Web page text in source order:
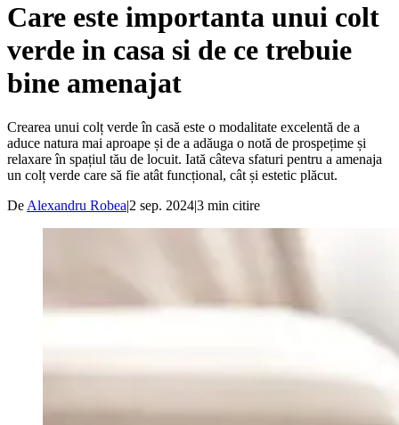
Care este importanta unui colt
verde in casa si de ce trebuie
bine amenajat
Crearea unui colț verde în casă este o modalitate excelentă de a
aduce natura mai aproape și de a adăuga o notă de prospețime și
relaxare în spațiul tău de locuit. Iată câteva sfaturi pentru a amenaja
un colț verde care să fie atât funcțional, cât și estetic plăcut.
De Alexandru Robea|2 sep. 2024|3 min citire